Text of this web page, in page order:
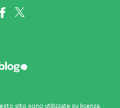
sito sono utilizzate su licenza.